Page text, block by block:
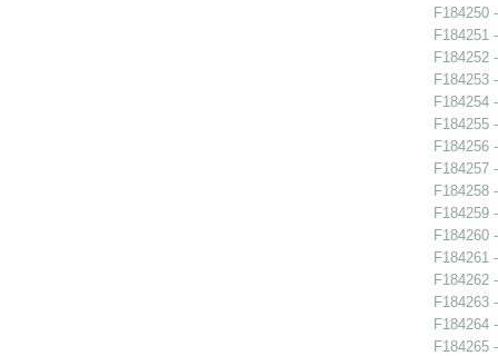
F184250
F184251
F184252
F184253
F184254
F184255
F184256
F184257
F184258
F184259
F184260
F184261
F184262
F184263
F184264
F184265